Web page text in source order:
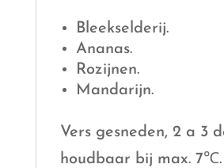
Bleekselderij.
Ananas.
Rozijnen.
Mandarijn.
Vers gesneden, 2 a 3
houdbaar bij max. 7℃.